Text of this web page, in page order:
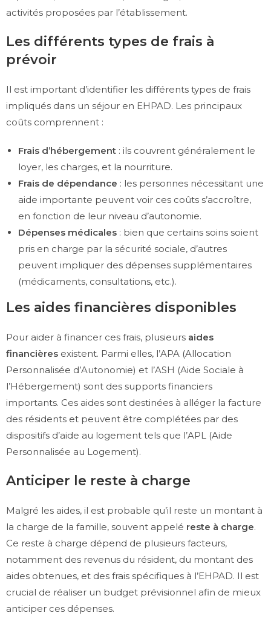
activités proposées par l’établissement.
Les différents types de frais à
prévoir
Il est important d’identifier les différents types de frais
impliqués dans un séjour en EHPAD. Les principaux
coûts comprennent :
Frais d’hébergement : ils couvrent généralement le
loyer, les charges, et la nourriture.
Frais de dépendance : les personnes nécessitant une
aide importante peuvent voir ces coûts s’accroître,
en fonction de leur niveau d’autonomie.
Dépenses médicales : bien que certains soins soient
pris en charge par la sécurité sociale, d’autres
peuvent impliquer des dépenses supplémentaires
(médicaments, consultations, etc.).
Les aides financières disponibles
Pour aider à financer ces frais, plusieurs aides
financières existent. Parmi elles, l’APA (Allocation
Personnalisée d’Autonomie) et l’ASH (Aide Sociale à
l’Hébergement) sont des supports financiers
importants. Ces aides sont destinées à alléger la facture
des résidents et peuvent être complétées par des
dispositifs d’aide au logement tels que l’APL (Aide
Personnalisée au Logement).
Anticiper le reste à charge
Malgré les aides, il est probable qu’il reste un montant à
la charge de la famille, souvent appelé reste à charge.
Ce reste à charge dépend de plusieurs facteurs,
notamment des revenus du résident, du montant des
aides obtenues, et des frais spécifiques à l’EHPAD. Il est
crucial de réaliser un budget prévisionnel afin de mieux
anticiper ces dépenses.